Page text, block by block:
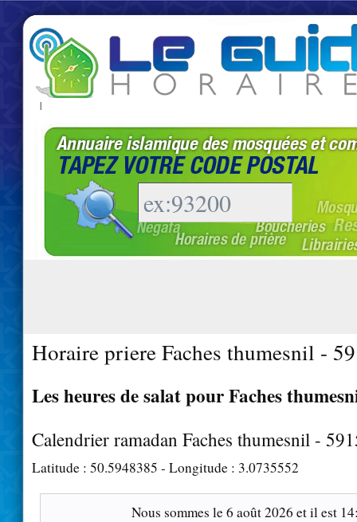
|
Horaire priere Faches thumesnil -
Les heures de salat pour Faches
Calendrier ramadan Faches thumesnil -
Latitude : 50.5948385 - Longitude : 3.0735552
Nous sommes le6 août 2026 et il est